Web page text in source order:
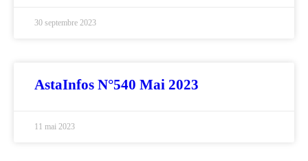
30 septembre 2023
AstaInfos N°540 Mai 2023
11 mai 2023